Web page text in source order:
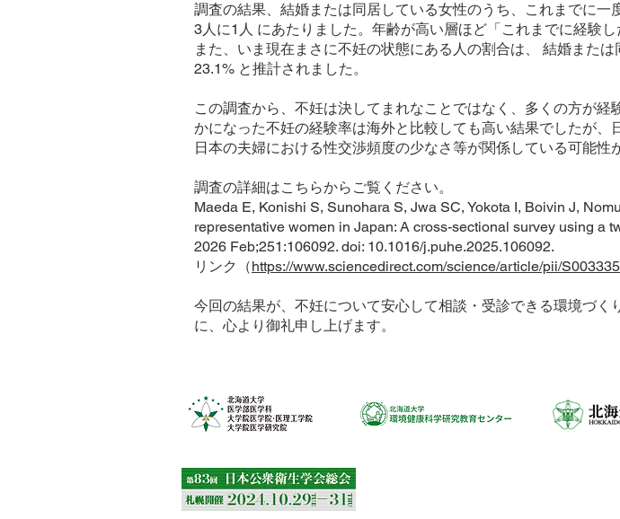
調査の結果、結婚または同居している女性のうち、これまでに
3人に1人 にあたりました。年齢が高い層ほど「これまでに経験し
また、いま現在まさに不妊の状態にある人の割合は、 結婚また
23.1% と推計されました。
この調査から、不妊は決してまれなことではなく、多くの方が
かになった不妊の経験率は海外と比較しても高い結果でしたが、
日本の夫婦における性交渉頻度の少なさ等が関係している可能性
調査の詳細はこちらからご覧ください。
Maeda E, Konishi S, Sunohara S, Jwa SC, Yokota I, Boivin J,
representative women in Japan: A cross-sectional survey using a
2026 Feb;251:106092. doi: 10.1016/j.puhe.2025.106092.
リンク（https://www.sciencedirect.com/science/article/pii/
今回の結果が、不妊について安心して相談・受診できる環境づ
に、心より御礼申し上げます。